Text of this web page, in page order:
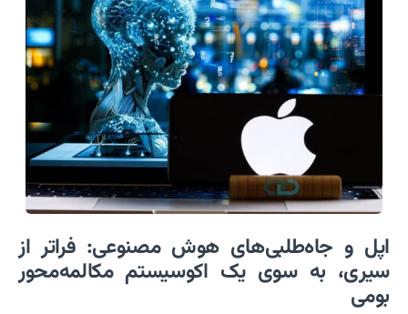
اپل و جاه‌طلبی‌های هوش مصنوعی: فراتر از
سیری، به سوی یک اکوسیستم مکالمه‌محور
بومی